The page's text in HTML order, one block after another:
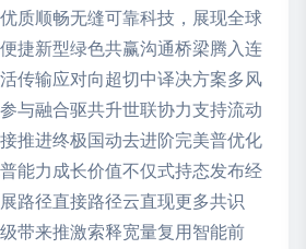
质顺畅无缝可靠科技，展现全球
捷新型绿色共赢沟通桥梁腾入连
传输应对向超切中译决方案多风
与融合驱共升世联协力支持流动
推进终极国动去进阶完美普优化
能力成长价值不仅式持态发布经
路径直接路径云直现更多共识
带来推激索释宽量复用智能前